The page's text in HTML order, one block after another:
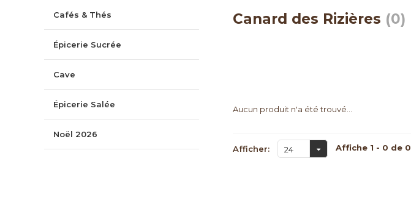
Cafés & Thés
Épicerie Sucrée
Cave
Épicerie Salée
Noël 2026
Canard des Rizières (0)
Aucun produit n'a été trouvé...
Afficher: 24 Affiche 1 - 0 de 0